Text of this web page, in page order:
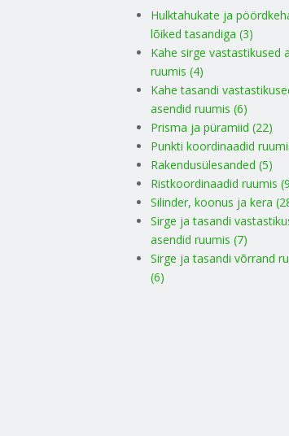
Hulktahukate ja
lõiked tasandiga (3)
Kahe sirge vastastikused
ruumis (4)
Kahe tasandi
asendid ruumis (6)
Prisma ja püramiid (22)
Punkti koordinaadid
Rakendusülesanded (5)
Ristkoordinaadid ruumis
Silinder, koonus ja kera
Sirge ja tasandi
asendid ruumis (7)
Sirge ja tasandi võrrand
(6)